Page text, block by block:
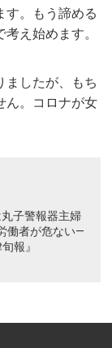
す。もう諦める
え始めます。
ましたが、もち
ん。コロナが女
子警報器主婦
働者が危ない—
報』